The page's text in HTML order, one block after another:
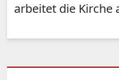
arbeitet die Kirche